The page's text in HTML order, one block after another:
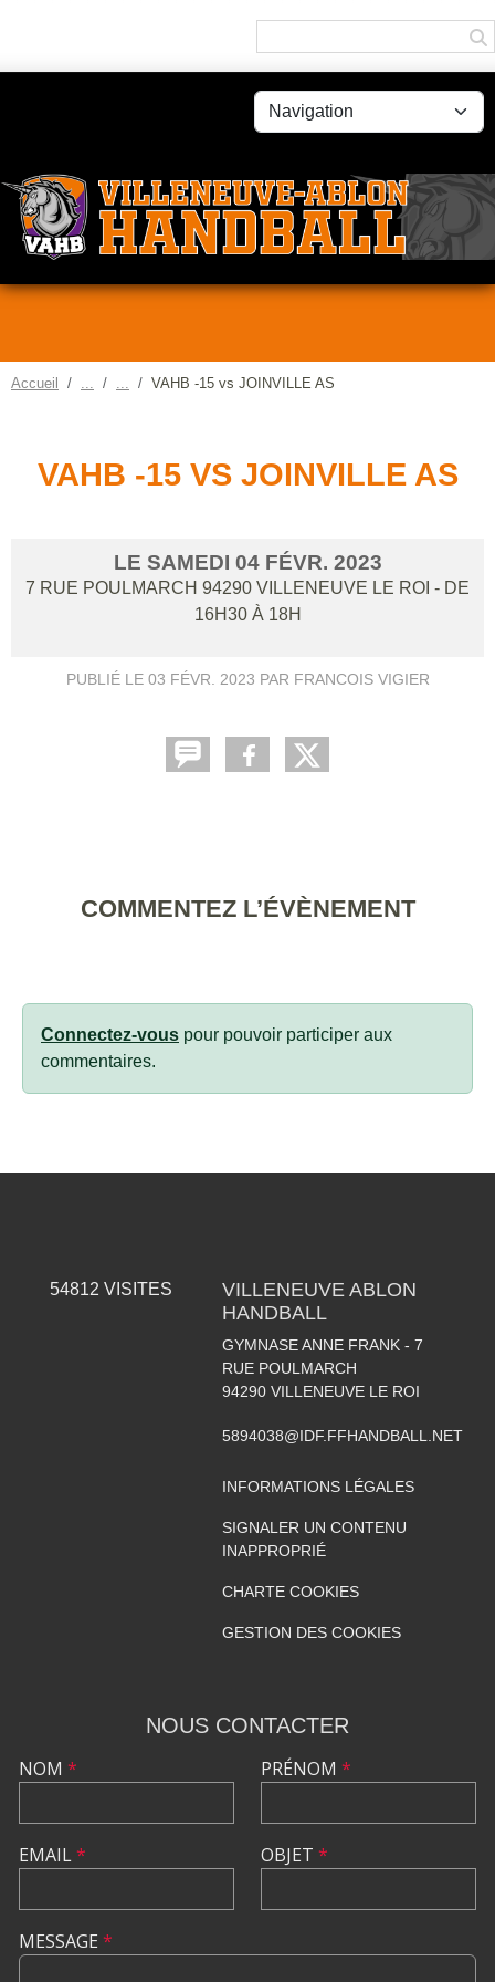
Accueil VAHB -15 vs JOINVILLE AS
VAHB -15 VS JOINVILLE AS
LE SAMEDI 04 FÉVR. 2023
7 RUE POULMARCH 94290 VILLENEUVE LE ROI - DE
16H30 À 18H
PUBLIÉ LE 03 FÉVR. 2023 PAR FRANCOIS VIGIER
COMMENTEZ L’ÉVÈNEMENT
Connectez-vous pour pouvoir participer aux
commentaires.
54812 VISITES
VILLENEUVE ABLON
HANDBALL
GYMNASE ANNE FRANK - 7
RUE POULMARCH
94290 VILLENEUVE LE ROI
5894038@IDF.FFHANDBALL.NET
INFORMATIONS LÉGALES
SIGNALER UN CONTENU
INAPPROPRIÉ
CHARTE COOKIES
GESTION DES COOKIES
NOUS CONTACTER
NOM *
EMAIL*
PRÉNOM *
OBJET *
MESSAGE *